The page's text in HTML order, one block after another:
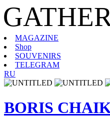
MAGAZINE
Shop
SOUVENIRS
TELEGRAM
RU
BORIS